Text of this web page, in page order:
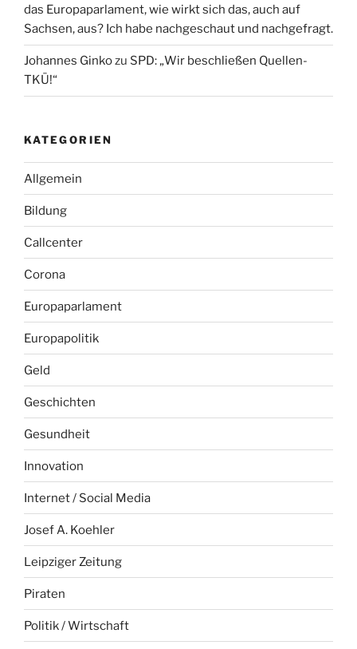
das Europaparlament, wie wirkt sich das, auch auf
Sachsen, aus? Ich habe nachgeschaut und nachgefragt.
Johannes Ginkozu SPD: „Wir beschließen Quellen-
TKÜ!“
KATEGORIEN
Allgemein
Bildung
Callcenter
Corona
Europaparlament
Europapolitik
Geld
Geschichten
Gesundheit
Innovation
Internet / Social Media
Josef A. Koehler
Leipziger Zeitung
Piraten
Politik / Wirtschaft